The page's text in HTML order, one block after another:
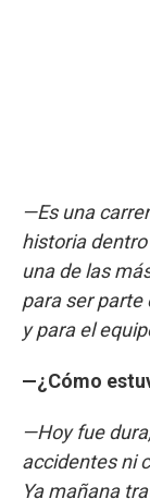
—Es una
historia
una de las
para ser parte
y para el
—¿Cómo
—Hoy fue
accidentes ni
Ya mañana